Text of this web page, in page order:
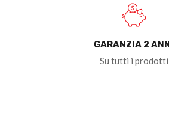
GARANZIA 2 ANNI
Su tutti i prodotti